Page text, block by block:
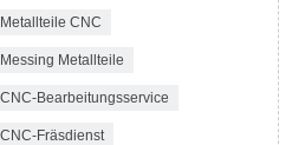
Metallteile CNC
Messing Metallteile
CNC-Bearbeitungsservice
CNC-Fräsdienst